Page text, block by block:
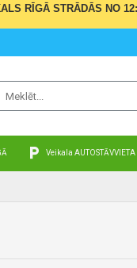
RĪGĀ STRĀDĀS NO
Veikala AUTOSTĀVVIETA